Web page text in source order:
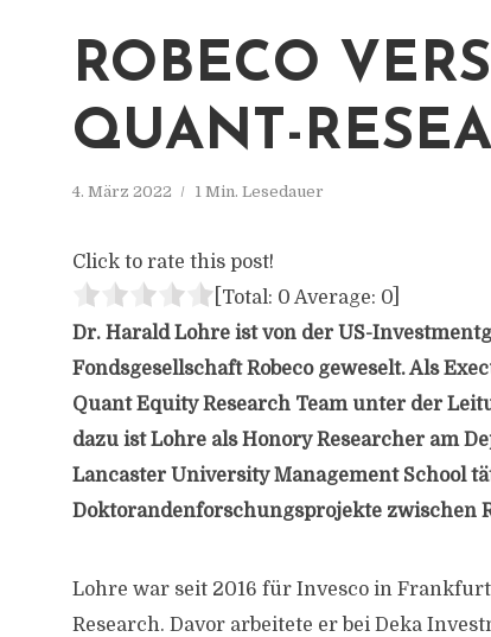
ROBECO
QUANT-
4. März 2022 1 Min. Lesedauer
Click to rate this post!
[Total: 0 Average: 0
Dr. Harald Lohre ist von der US-
Fondsgesellschaft Robeco geweselt. Als
Quant Equity Research Team unter der
dazu ist Lohre als Honory Researcher am
Lancaster University Management School
Doktorandenforschungsprojekte zwischen
Lohre war seit 2016 für Invesco in
Research. Davor arbeitete er bei Deka